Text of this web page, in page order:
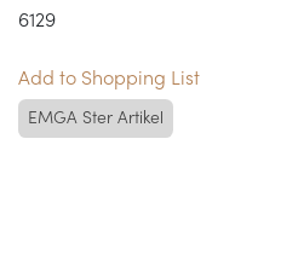
6129
Add to Shopping List
EMGA Ster Artikel